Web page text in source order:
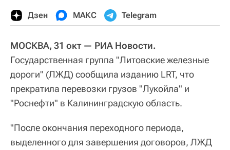
Дзен МАКС Telegram
МОСКВА, 31 окт — РИА Новости.
Государственная группа "Литовские железные
дороги" (ЛЖД) сообщила изданию LRT, что
прекратила перевозки грузов "Лукойла" и
"Роснефти" в Калининградскую область.
"После окончания переходного периода,
выделенного для завершения договоров, ЛЖД